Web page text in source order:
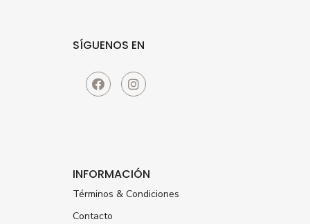
SÍGUENOS EN
INFORMACIÓN
Términos & Condiciones
Contacto